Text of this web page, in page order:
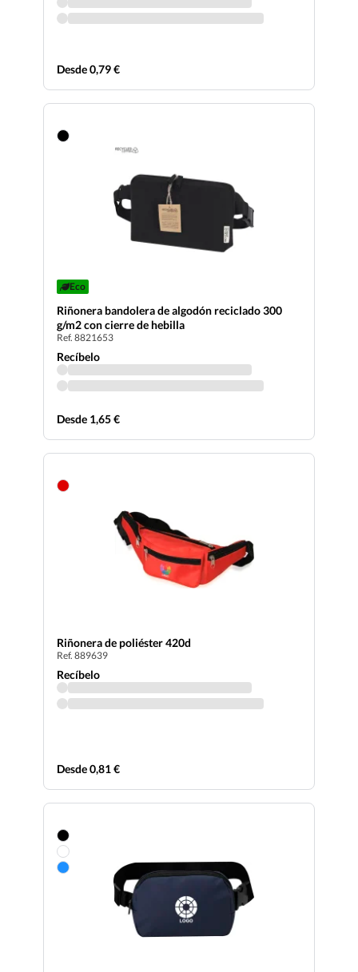
Desde 0,79 €
Eco
Riñonera bandolera de algodón reciclado 300
g/m2 con cierre de hebilla
Ref. 8821653
Recíbelo
Desde 1,65 €
Riñonera de poliéster 420d
Ref. 889639
Recíbelo
Desde 0,81 €